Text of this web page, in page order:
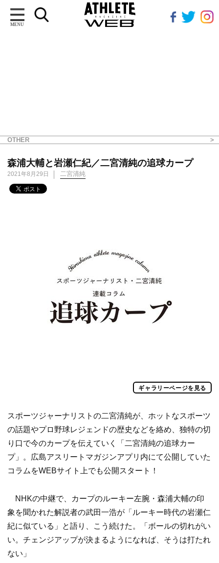
MENU
OTHER
森浦大輔と岩瀬仁紀／二宮清純の追球カープ
2021年8月29日 二宮清純
ギャラリーページを見る
スポーツジャーナリストの二宮清純が、ホットなスポーツ
の話題やプロ野球レジェンドの歴史などを絡め、独特の切
り口で今のカープを伝えていく「二宮清純の追球カー
プ」。広島アスリートマガジンアプリ内にて公開していた
コラムをWEBサイト上でも公開スタート！
NHKの中継で、カープのルーキー左腕・森浦大輔の印
象を聞かれた解説者の武田一浩が「ルーキー時代の岩瀬仁
紀に似ている」と語り、こう続けた。「ボールの切れがい
い。チェンジアップが決まるようになれば、そうは打たれ
ない」